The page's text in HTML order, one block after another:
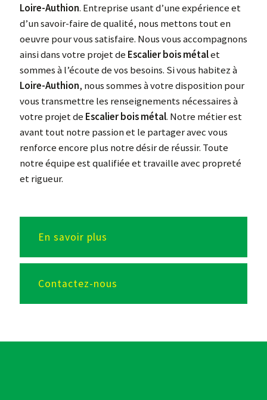
Loire-Authion. Entreprise usant d’une expérience et
d’un savoir-faire de qualité, nous mettons tout en
oeuvre pour vous satisfaire. Nous vous accompagnons
ainsi dans votre projet de Escalier bois métalet
sommes à l’écoute de vos besoins. Si vous habitez à
Loire-Authion, nous sommes à votre disposition pour
vous transmettre les renseignements nécessaires à
votre projet de Escalier bois métal. Notre métier est
avant tout notre passion et le partager avec vous
renforce encore plus notre désir de réussir. Toute
notre équipe est qualifiée et travaille avec propreté
et rigueur.
En savoir plus
Contactez-nous